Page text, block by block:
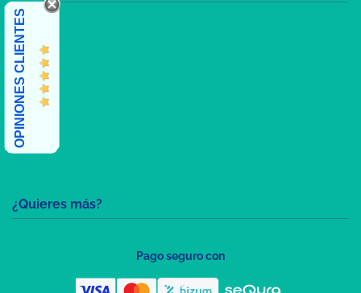
¿Quieres más?
OPINIONES CLIENTES
Pago seguro con